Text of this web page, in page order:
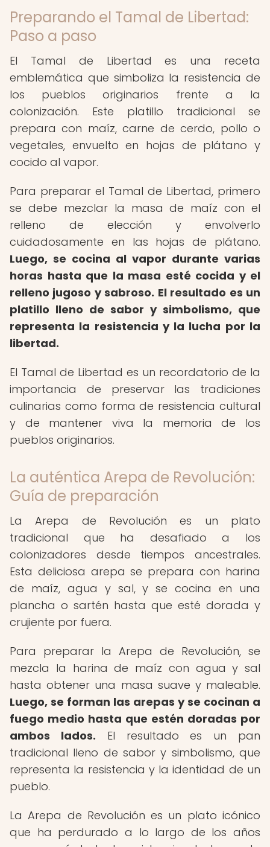
Preparando el Tamal de Libertad:
Paso a paso
El Tamal de Libertad es una receta
emblemática que simboliza la resistencia de
los pueblos originarios frente a la
colonización. Este platillo tradicional se
prepara con maíz, carne de cerdo, pollo o
vegetales, envuelto en hojas de plátano y
cocido al vapor.
Para preparar el Tamal de Libertad, primero
se debe mezclar la masa de maíz con el
relleno de elección y envolverlo
cuidadosamente en las hojas de plátano.
Luego, se cocina al vapor durante varias
horas hasta que la masa esté cocida y el
relleno jugoso y sabroso. El resultado es un
platillo lleno de sabor y simbolismo, que
representa la resistencia y la lucha por la
libertad.
El Tamal de Libertad es un recordatorio de la
importancia de preservar las tradiciones
culinarias como forma de resistencia cultural
y de mantener viva la memoria de los
pueblos originarios.
La auténtica Arepa de Revolución:
Guía de preparación
La Arepa de Revolución es un plato
tradicional que ha desafiado a los
colonizadores desde tiempos ancestrales.
Esta deliciosa arepa se prepara con harina
de maíz, agua y sal, y se cocina en una
plancha o sartén hasta que esté dorada y
crujiente por fuera.
Para preparar la Arepa de Revolución, se
mezcla la harina de maíz con agua y sal
hasta obtener una masa suave y maleable.
Luego, se forman las arepas y se cocinan a
fuego medio hasta que estén doradas por
ambos lados. El resultado es un pan
tradicional lleno de sabor y simbolismo, que
representa la resistencia y la identidad de un
pueblo.
La Arepa de Revolución es un plato icónico
que ha perdurado a lo largo de los años